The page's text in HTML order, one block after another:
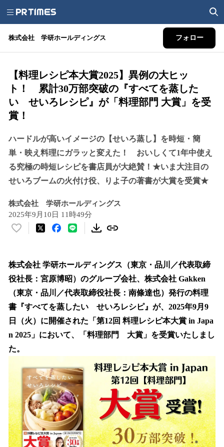
株式会社 学研ホールディングス フォロー
【料理レシピ本大賞2025】異例の大ヒッ
ト！ 累計30万部突破の『すべてを蒸した
い せいろレシピ』が「料理部門 大賞」を受
賞！
ハードルが高いイメージの【せいろ蒸し】を時短・簡
単・映え料理にガラッと変えた！ おいしくて1年中使え
る究極の時短レシピを書店員が大絶賛！★いま大注目の
せいろブームの火付け役、りよ子の著書が大賞を受賞★
株式会社 学研ホールディングス
2025年9月10日 11時49分
い
！
数
を
読
み
込
み
中
で
す
株式会社 学研ホールディングス（東京・品川／代表取締
役社長：宮原博昭）のグループ会社、株式会社 Gakken
（東京・品川／代表取締役社長：南條達也）発行の料理
書『すべてを蒸したい せいろレシピ』が、2025年9月9
日（火）に開催された「第12回 料理レシピ本大賞 in Japa
n 2025」において、「料理部門 大賞」を受賞いたしまし
た。